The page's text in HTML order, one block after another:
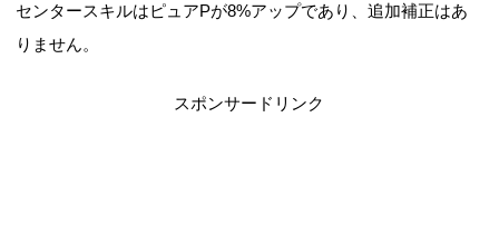
センタースキルはピュアPが8%アップであり、追加補正はあ
りません。
スポンサードリンク